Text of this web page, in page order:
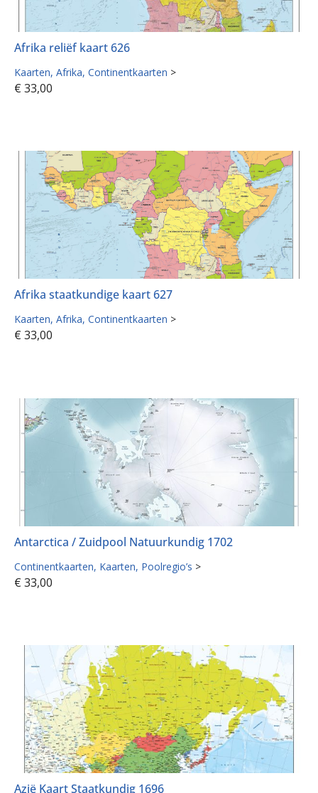
Afrika reliëf kaart 626
Kaarten Afrika Continentkaarten >
€ 33,00
Afrika staatkundige kaart 627
Kaarten Afrika Continentkaarten >
€ 33,00
Antarctica / Zuidpool Natuurkundig 1702
Continentkaarten Kaarten Poolregio’s >
€ 33,00
Azië Kaart Staatkundig 1696